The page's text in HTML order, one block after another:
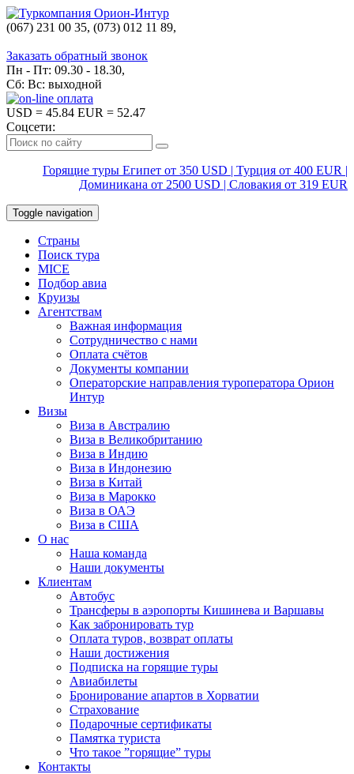
(067) 231 00 35, (073) 012 11 89,
Заказать обратный звонок
Пн - Пт: 09.30 - 18.30,
Сб: Вс: выходной
USD = 45.84 EUR = 52.47
Соцсети:
Горящие туры Египет от 350 USD | Турция от 400 EUR |
Доминикана от 2500 USD | Словакия от 319 EUR
Toggle navigation
Страны
Поиск тура
MICE
Подбор авиа
Круизы
Агентствам
Важная информация
Сотрудничество с нами
Оплата счётов
Документы компании
Операторские направления туроператора Орион
Интур
Визы
Виза в Австралию
Виза в Великобританию
Виза в Индию
Виза в Индонезию
Виза в Китай
Виза в Марокко
Виза в ОАЭ
Виза в США
О нас
Наша команда
Наши документы
Клиентам
Автобус
Трансферы в аэропорты Кишинева и Варшавы
Как забронировать тур
Оплата туров, возврат оплаты
Наши достижения
Подписка на горящие туры
Авиабилеты
Бронирование апартов в Хорватии
Страхование
Подарочные сертификаты
Памятка туриста
Что такое ”горящие” туры
Контакты